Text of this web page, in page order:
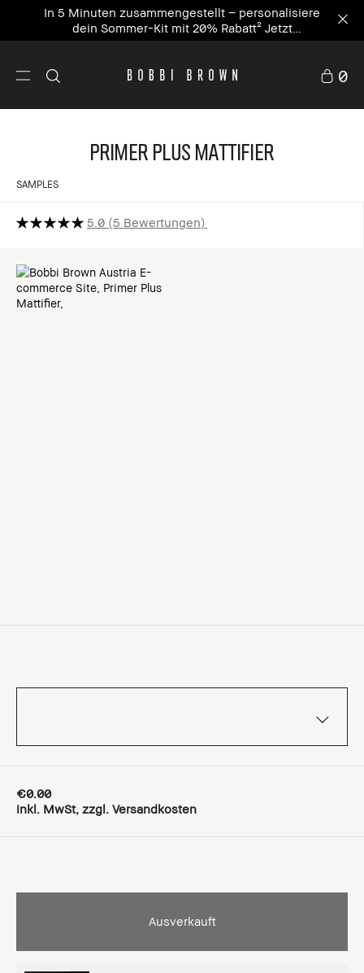
In 5 Minuten zusammengestellt – personalisiere
dein Sommer-Kit mit 20% Rabatt² Jetzt
personalisieren
0
Primer Plus Mattifier
SAMPLES
5.0 5 Bewertungen
€0.00
inkl. MwSt, zzgl. Versandkosten
Ausverkauft